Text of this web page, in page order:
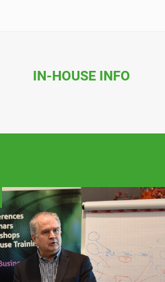
A
IN-HOUSE INFO